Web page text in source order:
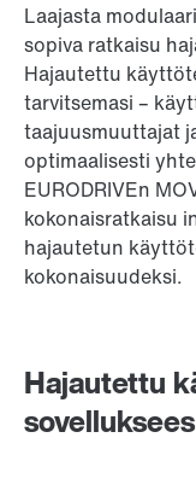
Laajasta
sopiva ratkaisu
Hajautettu
tarvitsemasi –
taajuusmuuttajat
optimaalisesti
EURODRIVEn
kokonaisratkaisu
hajautetun
kokonaisuudeksi.
Hajautettu